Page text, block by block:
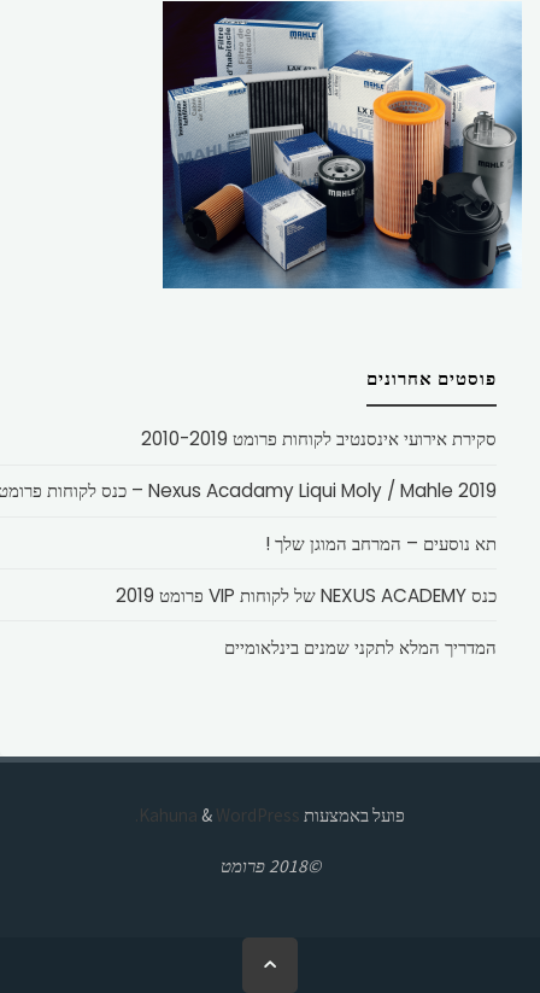
פוסטים אחרונים
סקירת אירועי אינסנטיב לקוחות פרומט 2010-2019
Nexus Acadamy Liqui Moly / Mahle 2019 – כנס לקוחות פרומט
תא נוסעים – המרחב המוגן שלך !
כנס NEXUS ACADEMY של לקוחות VIP פרומט 2019
המדריך המלא לתקני שמנים בינלאומיים
פועל באמצעות & WordPress.
©2018 פרומט
בחזרה